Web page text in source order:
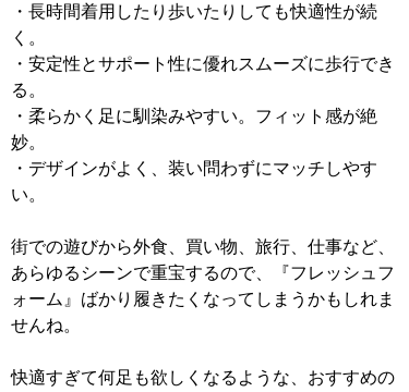
・長時間着用したり歩いたりしても快適性が続
く。
・安定性とサポート性に優れスムーズに歩行でき
る。
・柔らかく足に馴染みやすい。フィット感が絶
妙。
・デザインがよく、装い問わずにマッチしやす
い。
街での遊びから外食、買い物、旅行、仕事など、
あらゆるシーンで重宝するので、『フレッシュフ
ォーム』ばかり履きたくなってしまうかもしれま
せんね。
快適すぎて何足も欲しくなるような、おすすめの